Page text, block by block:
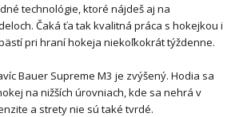
technológie, ktoré nájdeš aj na
Čaká ťa tak kvalitná práca s hokejkou i
pri hraní hokeja niekoľkokrát týždenne.
Bauer Supreme M3 je zvýšený. Hodia sa
na nižších úrovniach, kde sa nehrá v
a strety nie sú také tvrdé.